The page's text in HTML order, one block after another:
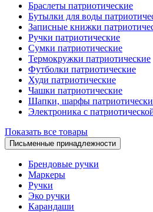
Браслеты патриотические
Бутылки для воды
Записные книжки
Ручки патриотические
Сумки патриотические
Термокружки патриотические
Футболки патриотические
Худи патриотические
Чашки патриотические
Шапки, шарфы
Электроника с
Показать все товары
Письменные принадлежности
Брендовые ручки
Маркеры
Ручки
Эко ручки
Карандаши